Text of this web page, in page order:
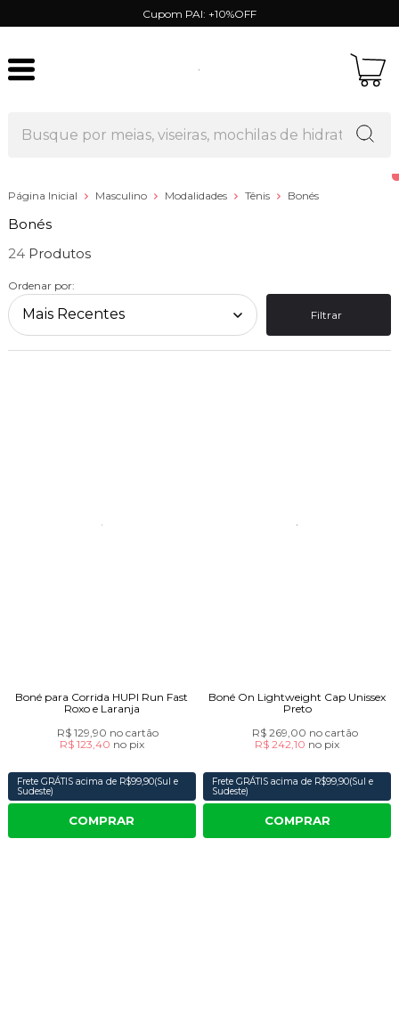
Cupom PAI: +10%OFF
Página Inicial Masculino Modalidades Tênis Bonés
Bonés
24
Ordenar por:
Filtrar
Boné para Corrida HUPI Run Fast
Roxo e Laranja
R$ 129,90 no cartão
R$ 123,40 no pix
Frete GRÁTIS acima de R$99,90(Sul e
Sudeste)
COMPRAR
Boné On Lightweight Cap Unissex
Preto
R$ 269,00 no cartão
R$ 242,10 no pix
Frete GRÁTIS acima de R$99,90(Sul e
Sudeste)
COMPRAR